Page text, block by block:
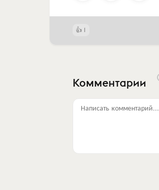
1
Комментарии
Написать комментарий...